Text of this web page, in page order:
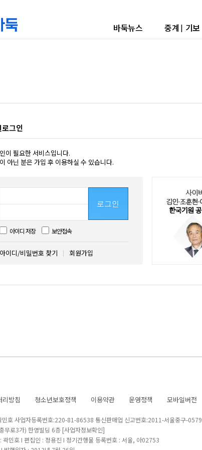
바둑뉴스 중계 | 기보
그인
이 필요한 서비스입니다.
아닌 분은 가입 후 이용하실 수 있습니다.
로그인
아이디 저장 보안접속
아이디/비밀번호 찾기 회원가입
리방침 청소년보호정책 이용약관 운영정책 모바일버전
민호 사업자등록번호:220-81-86538 통신판매업 신고번호:2011-서울중구-0579
무로3가) 한영빌딩 6층 [사업자정보확인]
곽민호 I 편집인 : 정용진 I 정기간행물 등록번호 : 서울, 아02753